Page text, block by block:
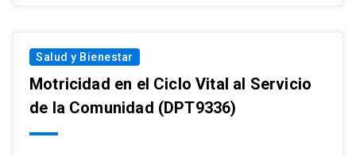
Salud y Bienestar
Motricidad en el Ciclo Vital al Servicio
de la Comunidad (DPT9336)